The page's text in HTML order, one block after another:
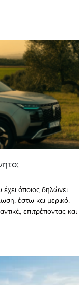
όποιος δηλώνει
έστω και μερικό.
επιτρέποντας και